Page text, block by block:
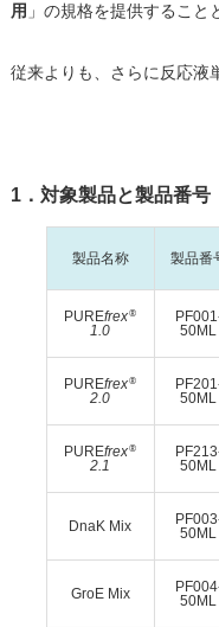
用 」の規格を提供すること
従来よりも、さらに反応液
1．対象製品と製品番号
製品名称 製品番
PUREfrex®
1.0
50ML
PUREfrex®
2.0
50ML
PUREfrex®
2.1
50ML
DnaK Mix
50ML
GroE Mix
50ML